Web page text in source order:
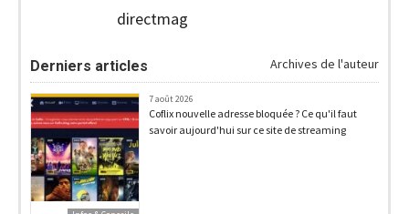
directmag
Derniers articles Archives de l'auteur
7 août 2026
Coflix nouvelle adresse bloquée ? Ce qu'il faut
savoir aujourd'hui sur ce site de streaming